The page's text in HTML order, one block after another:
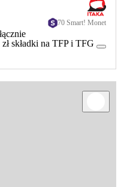
70 Smart! Monet
składki na TFP i TFG